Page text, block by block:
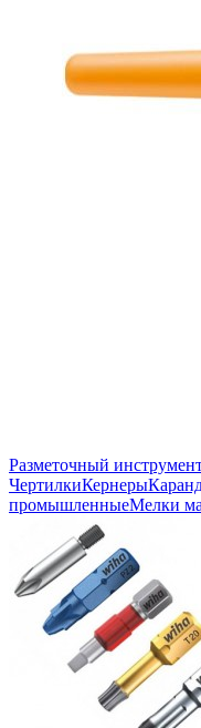
Разметочный
ЧертилкиКернеры
промышленныеМелки